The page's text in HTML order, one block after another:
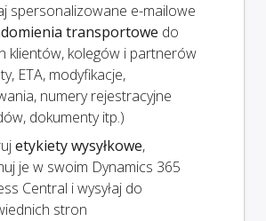
spersonalizowane e-mailowe
transportowe do
klientów, kolegów i partnerów
ETA, modyfikacje,
numery rejestracyjne
dokumenty itp.)
etykiety wysyłkowe,
je w swoim Dynamics 365
Central i wysyłaj do
stron